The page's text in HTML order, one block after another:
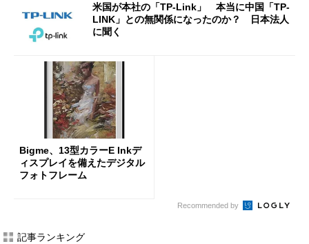
米国が本社の「TP-Link」 本当に中国「TP-
LINK」との無関係になったのか？ 日本法人
に聞く
Bigme、13型カラーE Inkデ
ィスプレイを備えたデジタル
フォトフレーム
Recommended by
記事ランキング